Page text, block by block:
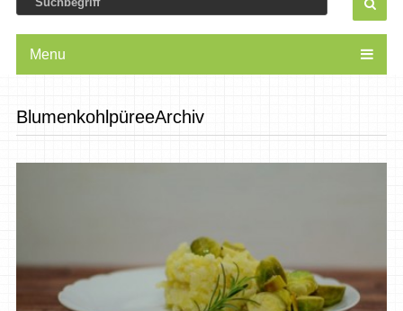
Menu
BlumenkohlpüreeArchiv